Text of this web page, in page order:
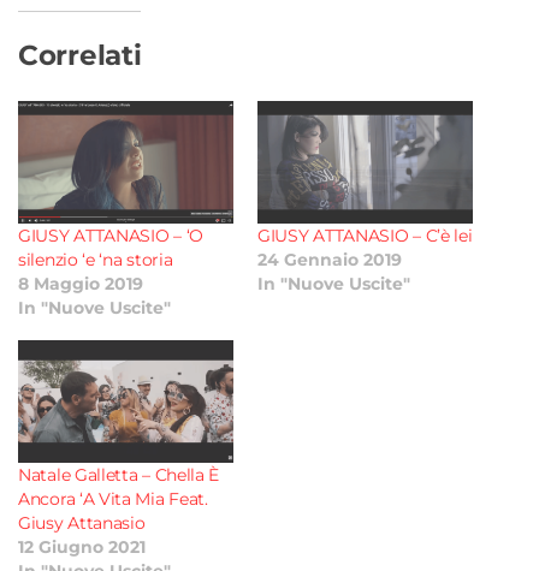
Correlati
GIUSY ATTANASIO – ‘O
silenzio ‘e ‘na storia
8 Maggio 2019
In "Nuove Uscite"
GIUSY ATTANASIO – C’è lei
24 Gennaio 2019
In "Nuove Uscite"
Natale Galletta – Chella È
Ancora ‘A Vita Mia Feat.
Giusy Attanasio
12 Giugno 2021